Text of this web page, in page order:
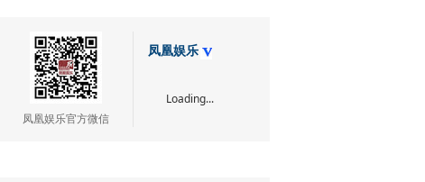
凤凰娱乐官方微信
凤凰娱乐
Loading...